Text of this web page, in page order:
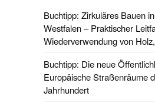
Buchtipp: Zirkuläres Bauen
Westfalen – Praktischer
Wiederverwendung von
Buchtipp: Die neue
Europäische Straßenräume
Jahrhundert